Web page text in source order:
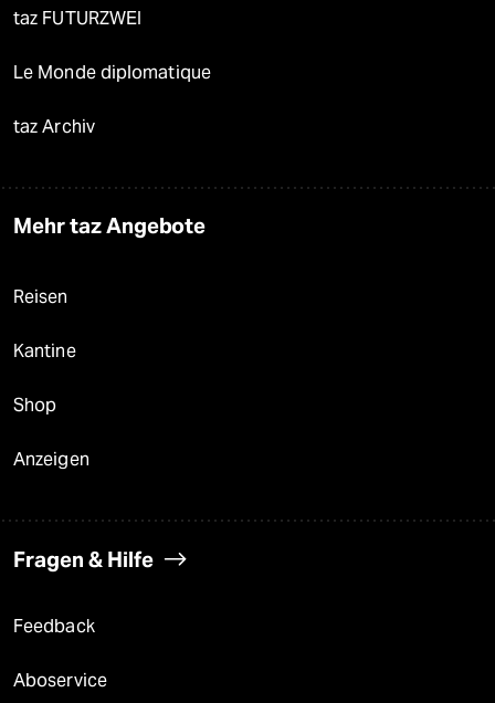
taz FUTURZWEI
Le Monde diplomatique
taz Archiv
Mehr taz Angebote
Reisen
Kantine
Shop
Anzeigen
Fragen & Hilfe
Feedback
Aboservice